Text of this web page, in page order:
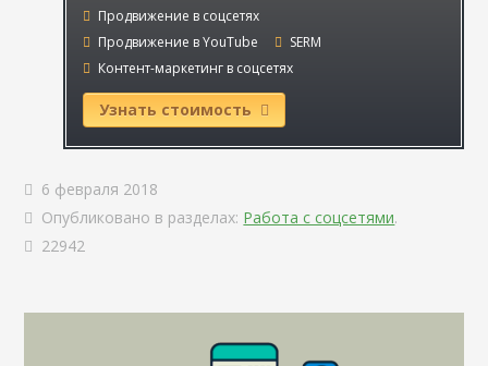
Продвижение в соцсетях
Продвижение в YouTube
SERM
Контент-маркетинг в соцсетях
Узнать стоимость
6 февраля 2018
Опубликовано в разделах: Работа с соцсетями.
22942